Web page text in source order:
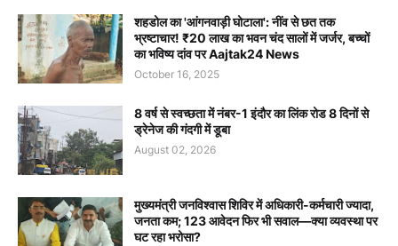
शहडोल का 'आंगनवाड़ी घोटाला': नींव से छत तक
भ्रष्टाचार! ₹20 लाख का भवन चंद सालों में जर्जर, बच्चों
का भविष्य दांव पर Aajtak24 News
October 16, 2025
8 वर्ष से स्वच्छता में नंबर-1 इंदौर का लिंक रोड 8 दिनों से
ड्रेनेज की गंदगी में डूबा
August 02, 2026
मुख्यमंत्री जनविश्वास शिविर में अधिकारी-कर्मचारी ज्यादा,
जनता कम; 123 आवेदन फिर भी सवाल—क्या व्यवस्था पर
घट रहा भरोसा?